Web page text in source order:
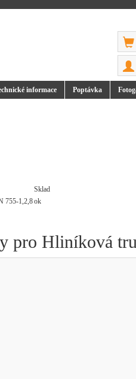
informace Poptávka Foto
Sklad
755-1,2,8ok
pro Hliníková